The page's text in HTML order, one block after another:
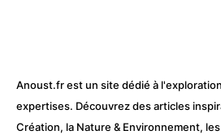
Anoust.fr est un site dédié à
expertises. Découvrez des articles
Création, la Nature & Environnement,